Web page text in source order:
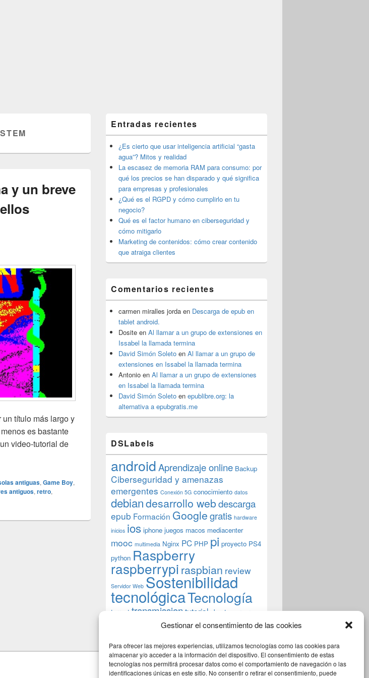
Gestionar el consentimiento de las cookies
Para ofrecer las mejores experiencias, utilizamos tecnologías como las cookies para
almacenar y/o acceder a la información del dispositivo. El consentimiento de estas
tecnologías nos permitirá procesar datos como el comportamiento de navegación o las
identificaciones únicas en este sitio. No consentir o retirar el consentimiento, puede
y un breve
título más largo y
es bastante
video-tutorial de
sistema y un breve comentario sobre cada uno de ellos (primera parte)
antiguas, Game Boy,
antiguos, retro,
área
de
widget
barra
lateral
primaria
Entradas recientes
¿Es cierto que usar inteligencia artificial “gasta
agua”? Mitos y realidad
La escasez de memoria RAM para consumo: por
qué los precios se han disparado y qué significa
para empresas y profesionales
¿Qué es el RGPD y cómo cumplirlo en tu
negocio?
Qué es el factor humano en ciberseguridad y
cómo mitigarlo
Marketing de contenidos: cómo crear contenido
que atraiga clientes
Comentarios recientes
carmen miralles jorda en Descarga de epub en
tablet android.
Dosite en Al llamar a un grupo de extensiones en
Issabel la llamada termina
David Simón Soleto en Al llamar a un grupo de
extensiones en Issabel la llamada termina
Antonio en Al llamar a un grupo de extensiones
en Issabel la llamada termina
David Simón Soleto en epublibre.org: la
alternativa a epubgratis.me
DSLabels
androidAprendizaje online Backup
Ciberseguridad y amenazas
emergentes Conexión 5G conocimiento datos
debiandesarrollo webdescarga
epub Formación Googlegratis hardware
inicios ios iphone juegos macos mediacenter
mooc multimedia Nginx PC PHP pi proyecto PS4
python Raspberry
raspberrypi raspbian review
Servidor Web Sostenibilidad
tecnológicaTecnología
torrent transmission tutorial ubuntu server
Windowswordpressxbmc